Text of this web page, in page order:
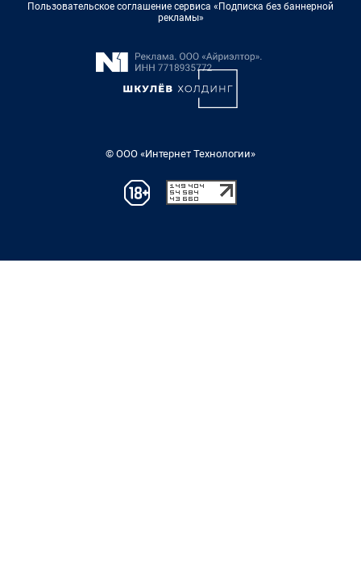
Пользовательское соглашение сервиса «Подписка без баннерной
рекламы»
© ООО «Интернет Технологии»